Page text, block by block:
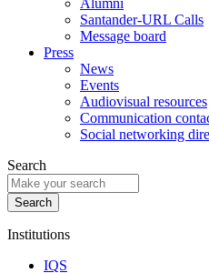
Santander-URL Calls
Message board
Press
News
Events
Audiovisual resources
Communication
Social networking
Search
Institutions
IQS